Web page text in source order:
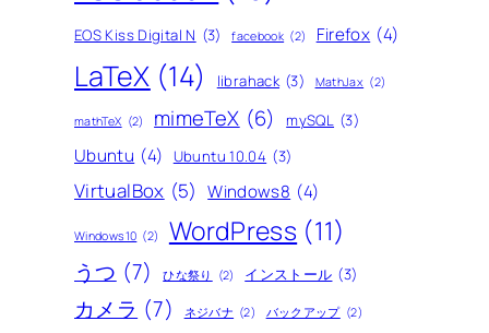
EOS Kiss Digital N (3) facebook (2) Firefox (4)
LaTeX (14) librahack (3) MathJax (2)
mathTeX (2) mimeTeX (6) mySQL (3)
Ubuntu (4) Ubuntu 10.04 (3)
VirtualBox (5) Windows8 (4)
Windows10 (2) WordPress (11)
うつ (7) ひな祭り (2) インストール (3)
カメラ (7) ネジバナ (2) バックアップ (2)